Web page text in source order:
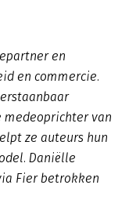
en
en commercie.
van
ze auteurs hun
Daniëlle
Fier betrokken